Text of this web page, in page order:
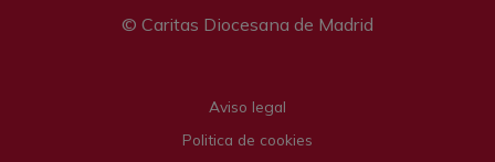
© Caritas Diocesana de Madrid
Aviso legal
Politica de cookies